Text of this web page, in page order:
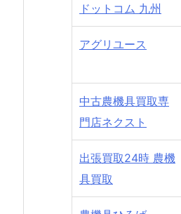
ドットコム 九州
アグリユース
中古農機具買取専
門店ネクスト
出張買取24時 農機
具買取